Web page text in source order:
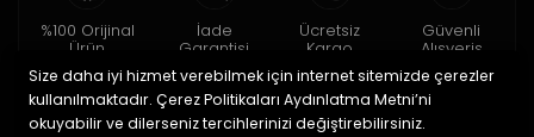
%100 Orijinal
Ürün
2 yıl garanti
İade
Garantisi
15 gün içinde
iade
Ücretsiz
Kargo
150 TL ve üzeri
Güvenli
Alışveriş
256bit SSL ile
Size daha iyi hizmet verebilmek için internet sitemizde çerezler
kullanılmaktadır. Çerez Politikaları Aydınlatma Metni’ni
okuyabilir ve dilerseniz tercihlerinizi değiştirebilirsiniz.